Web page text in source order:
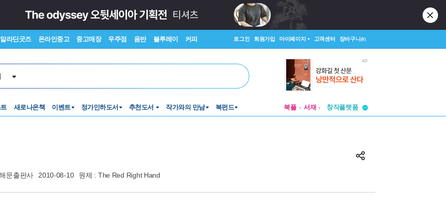
알라딘굿즈 온라인중고 중고매장 우주점 음반 블루레이 커피 로그인 회원가입 마이페이지 고객센터 장바구니(0)
새로나온책 이벤트 정가인하도서 추천도서 작가와의 만남 북펀드 북플 서재
투비컨티뉴드
투비컨티뉴드
문출판사 2010-08-10 원제 : The Red Right Hand